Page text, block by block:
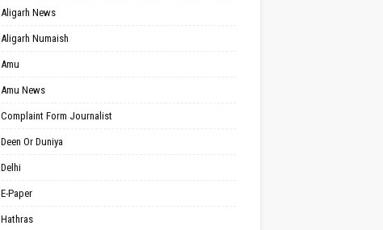
Aligarh News
Aligarh Numaish
Amu
Amu News
Complaint Form Journalist
Deen Or Duniya
Delhi
E-Paper
Hathras